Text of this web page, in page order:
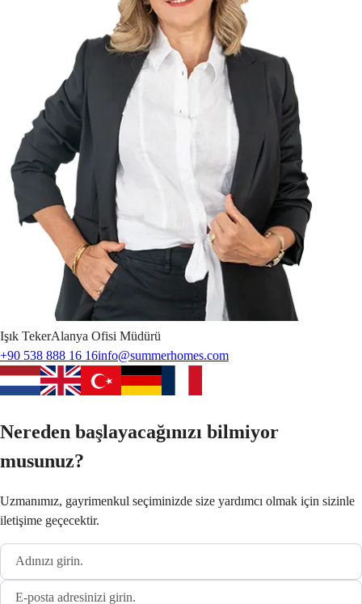
Işık TekerAlanya Ofisi Müdürü
+90 538 888 16 16info@summerhomes.com
Nereden başlayacağınızı bilmiyor
musunuz?
Uzmanımız, gayrimenkul seçiminizde size yardımcı olmak için sizinle
iletişime geçecektir.